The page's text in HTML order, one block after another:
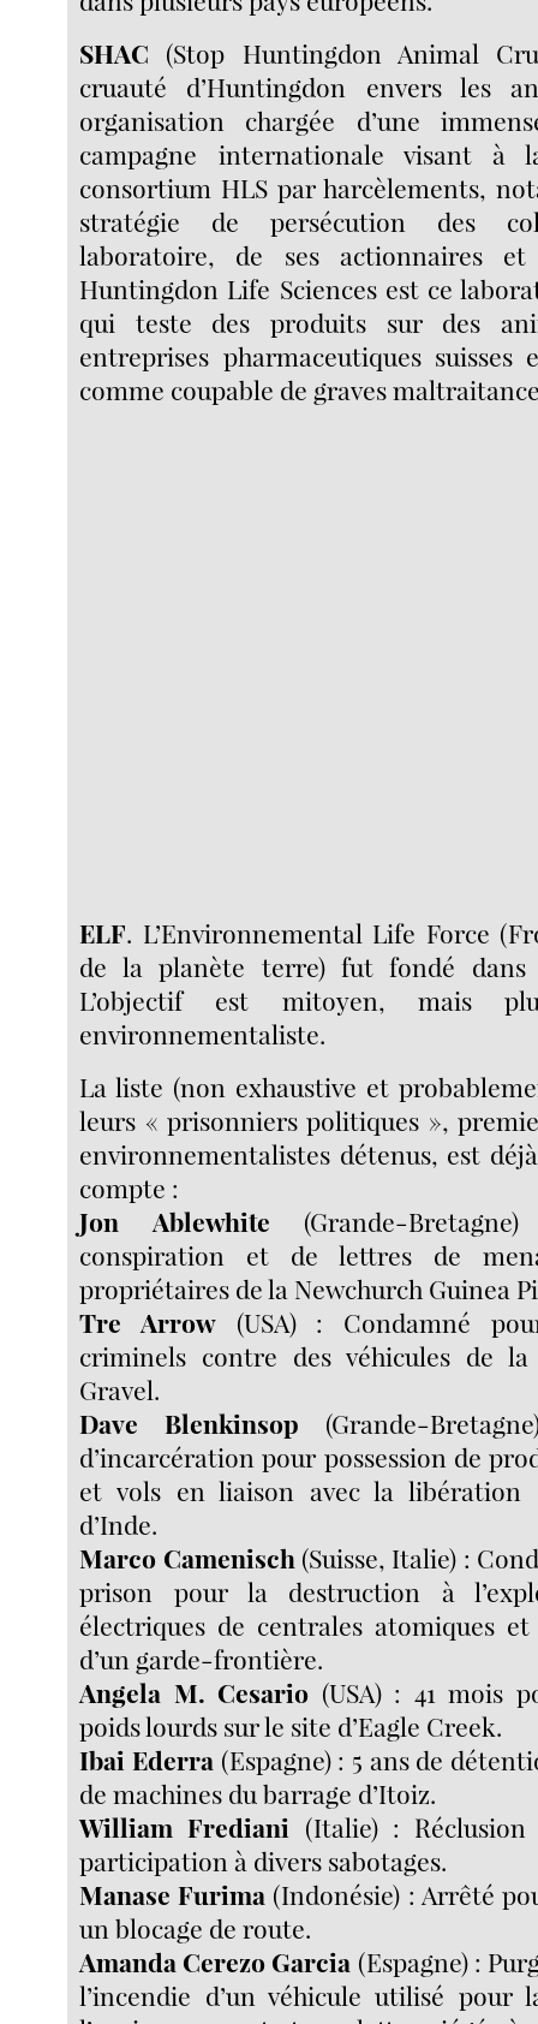
SHAC (Stop Huntingdon Animal
cruauté d’Huntingdon envers les
organisation chargée d’une
campagne internationale visant à
consortium HLS par harcèlements,
stratégie de persécution des
laboratoire, de ses actionnaires
Huntingdon Life Sciences est ce
qui teste des produits sur des
entreprises pharmaceutiques
comme coupable de graves
ELF. L’Environnemental Life Force
de la planète terre) fut fondé dans
L’objectif est mitoyen, mais
environnementaliste.
La liste (non exhaustive et
leurs « prisonniers politiques »,
environnementalistes détenus, est
compte :
Jon Ablewhite (Grande-
conspiration et de lettres de
propriétaires de la Newchurch Guinea
Tre Arrow(USA) : Condamné
criminels contre des véhicules de
Gravel.
Dave Blenkinsop (Grande-
d’incarcération pour possession de
et vols en liaison avec la libération
d’Inde.
Marco Camenisch (Suisse, Italie) :
prison pour la destruction à
électriques de centrales atomiques
d’un garde-frontière.
Angela M. Cesario (USA) : 41 mois
poids lourds sur le site d’Eagle Creek.
Ibai Ederra (Espagne) : 5 ans de
de machines du barrage d’Itoiz.
William Frediani (Italie) :
participation à divers sabotages.
Manase Furima (Indonésie) : Arrêté
un blocage de route.
Amanda Cerezo Garcia (Espagne) :
l’incendie d’un véhicule utilisé pour